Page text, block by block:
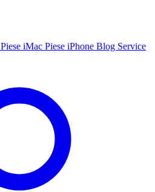
Piese iMac Piese iPhone Blog Service